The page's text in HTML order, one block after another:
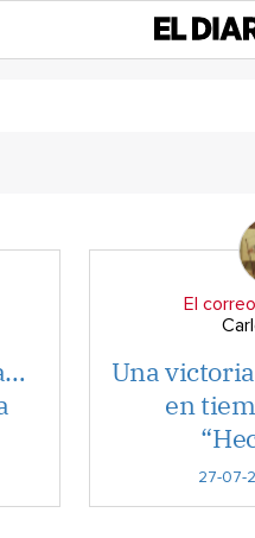
El
Una
en
27-07-